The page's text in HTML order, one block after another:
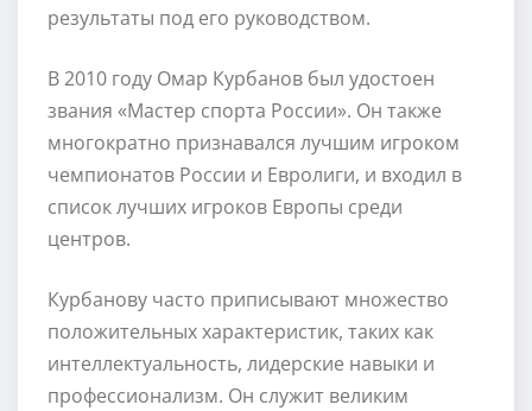
результаты под его руководством.
В 2010 году Омар Курбанов был удостоен
звания «Мастер спорта России». Он также
многократно признавался лучшим игроком
чемпионатов России и Евролиги, и входил в
список лучших игроков Европы среди
центров.
Курбанову часто приписывают множество
положительных характеристик, таких как
интеллектуальность, лидерские навыки и
профессионализм. Он служит великим